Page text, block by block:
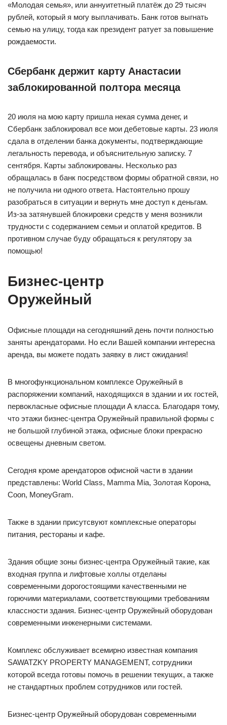
«Молодая семья», или аннуитетный платёж до 29 тысяч
рублей, который я могу выплачивать. Банк готов выгнать
семью на улицу, тогда как президент ратует за повышение
рождаемости.
Сбербанк держит карту Анастасии
заблокированной полтора месяца
20 июля на мою карту пришла некая сумма денег, и
Сбербанк заблокировал все мои дебетовые карты. 23 июля
сдала в отделении банка документы, подтверждающие
легальность перевода, и объяснительную записку. 7
сентября. Карты заблокированы. Несколько раз
обращалась в банк посредством формы обратной связи, но
не получила ни одного ответа. Настоятельно прошу
разобраться в ситуации и вернуть мне доступ к деньгам.
Из-за затянувшей блокировки средств у меня возникли
трудности с содержанием семьи и оплатой кредитов. В
противном случае буду обращаться к регулятору за
помощью!
Бизнес-центр
Оружейный
Офисные площади на сегодняшний день почти полностью
заняты арендаторами. Но если Вашей компании интересна
аренда, вы можете подать заявку в лист ожидания!
В многофункциональном комплексе Оружейный в
распоряжении компаний, находящихся в здании и их гостей,
первокласные офисные площади А класса. Благодаря тому,
что этажи бизнес-центра Оружейный правильной формы с
не большой глубиной этажа, офисные блоки прекрасно
освещены дневным светом.
Сегодня кроме арендаторов офисной части в здании
представлены: World Class, Mamma Mia, Золотая Корона,
Coon, MoneyGram.
Также в здании присутсвуют комплексные операторы
питания, рестораны и кафе.
Здания общие зоны бизнес-центра Оружейный такие, как
входная группа и лифтовые холлы отделаны
современными дорогостоящими качественными не
горючими материалами, соответствующими требованиям
классности здания. Бизнес-центр Оружейный оборудован
современными инженерными системами.
Комплекс обслуживает всемирно известная компания
SAWATZKY PROPERTY MANAGEMENT, сотрудники
которой всегда готовы помочь в решении текущих, а также
не стандартных проблем сотрудников или гостей.
Бизнес-центр Оружейный оборудован современными